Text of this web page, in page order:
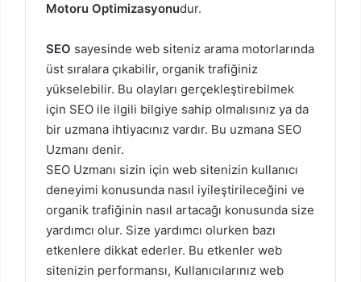
Motoru Optimizasyonudur.
SEO sayesinde web siteniz arama motorlarında
üst sıralara çıkabilir, organik trafiğiniz
yükselebilir. Bu olayları gerçekleştirebilmek
için SEO ile ilgili bilgiye sahip olmalısınız ya da
bir uzmana ihtiyacınız vardır. Bu uzmana SEO
Uzmanı denir.
SEO Uzmanı sizin için web sitenizin kullanıcı
deneyimi konusunda nasıl iyileştirileceğini ve
organik trafiğinin nasıl artacağı konusunda size
yardımcı olur. Size yardımcı olurken bazı
etkenlere dikkat ederler. Bu etkenler web
sitenizin performansı, Kullanıcılarınız web